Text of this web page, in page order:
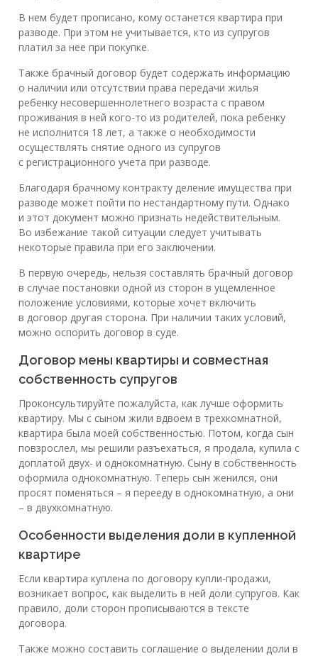
В нем будет прописано, кому останется квартира при
разводе. При этом не учитывается, кто из супругов
платил за нее при покупке.
Также брачный договор будет содержать информацию
о наличии или отсутствии права передачи жилья
ребенку несовершеннолетнего возраста с правом
проживания в ней кого-то из родителей, пока ребенку
не исполнится 18 лет, а также о необходимости
осуществлять снятие одного из супругов
с регистрационного учета при разводе.
Благодаря брачному контракту деление имущества при
разводе может пойти по нестандартному пути. Однако
и этот документ можно признать недействительным.
Во избежание такой ситуации следует учитывать
некоторые правила при его заключении.
В первую очередь, нельзя составлять брачный договор
в случае постановки одной из сторон в ущемленное
положение условиями, которые хочет включить
в договор другая сторона. При наличии таких условий,
можно оспорить договор в суде.
Договор мены квартиры и совместная
собственность супругов
Проконсультируйте пожалуйста, как лучше оформить
квартиру. Мы с сыном жили вдвоем в трехкомнатной,
квартира была моей собственностью. Потом, когда сын
повзрослел, мы решили разъехаться, я продала, купила с
доплатой двух- и однокомнатную. Сыну в собственность
оформила однокомнатную. Теперь сын женился, они
просят поменяться – я перееду в однокомнатную, а они
– в двухкомнатную.
Особенности выделения доли в купленной
квартире
Если квартира куплена по договору купли-продажи,
возникает вопрос, как выделить в ней доли супругов. Как
правило, доли сторон прописываются в тексте
договора.
Также можно составить соглашение о выделении доли в